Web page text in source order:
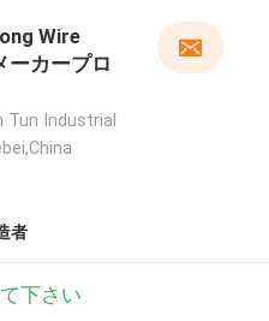
Wire
ーカープロ
Tun Industrial
者
下さい